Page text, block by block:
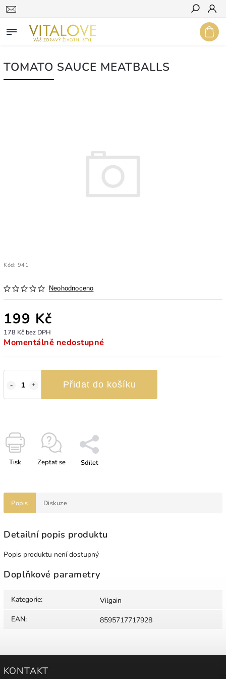
Hledat
TOMATO SAUCE MEATBALLS
Kód: 941
Neohodnoceno
199 Kč
178 Kč bez DPH
Momentálně nedostupné
Přidat do košíku
Tisk Zeptat se Sdílet
Popis Diskuze
Detailní popis produktu
Popis produktu není dostupný
Doplňkové parametry
Kategorie:
Vilgain
EAN: 8595717717928
KONTAKT